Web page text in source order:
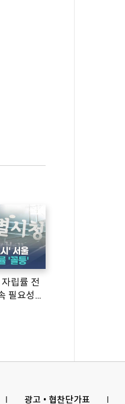
립률 전
필요성
l 광고 • 협찬단가표 l